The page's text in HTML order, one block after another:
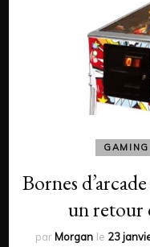
GAMING
Bornes
un retour
par Morgan le 23